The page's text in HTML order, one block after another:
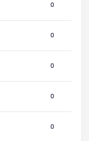
0
0
0
0
0